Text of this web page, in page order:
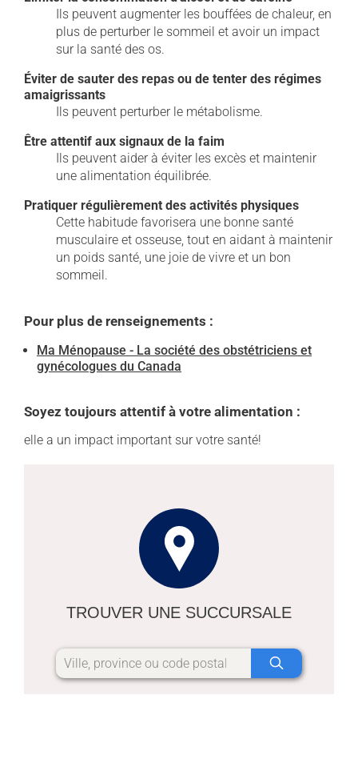
Ils peuvent augmenter les bouffées de chaleur, en
plus de perturber le sommeil et avoir un impact
sur la santé des os.
Éviter de sauter des repas ou de tenter des régimes
amaigrissants
Ils peuvent perturber le métabolisme.
Être attentif aux signaux de la faim
Ils peuvent aider à éviter les excès et maintenir
une alimentation équilibrée.
Pratiquer régulièrement des activités physiques
Cette habitude favorisera une bonne santé
musculaire et osseuse, tout en aidant à maintenir
un poids santé, une joie de vivre et un bon
sommeil.
Pour plus de renseignements :
Ma Ménopause - La société des obstétriciens et
gynécologues du Canada
Soyez toujours attentif à votre alimentation :
elle a un impact important sur votre santé!
TROUVER UNE SUCCURSALE